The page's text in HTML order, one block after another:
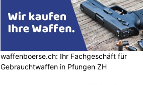
waffenboerse.ch: Ihr Fachgeschäft für
Gebrauchtwaffen in Pfungen ZH